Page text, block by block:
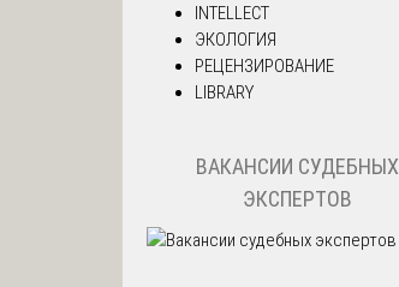
INTELLECT
ЭКОЛОГИЯ
РЕЦЕНЗИРОВАНИЕ
LIBRARY
ВАКАНСИИ СУДЕБНЫХ
ЭКСПЕРТОВ